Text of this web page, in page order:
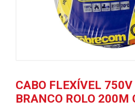
CABO FLEXÍVEL
BRANCO ROLO 200M